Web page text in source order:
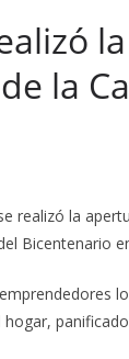
la
realizó la
Bicentenario